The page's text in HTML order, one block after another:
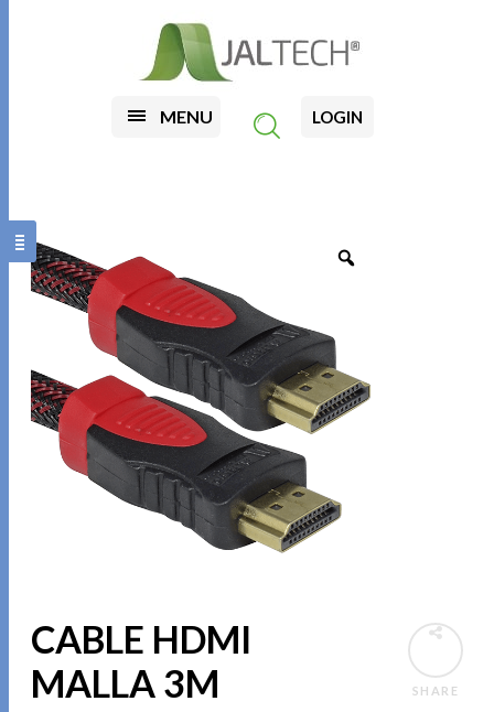
MENU LOGIN
SHARE
CABLE HDMI
MALLA 3M